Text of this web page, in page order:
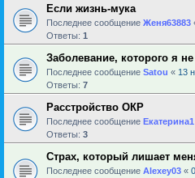
Если жизнь-мука
Последнее сообщение Женя63883
Ответы: 1
Заболевание, которого я
Последнее сообщение Satou « 13
Ответы: 7
Расстройство ОКР
Последнее сообщение Екатерина1
Ответы: 3
Страх, который лишает
Последнее сообщение Alexey03 «